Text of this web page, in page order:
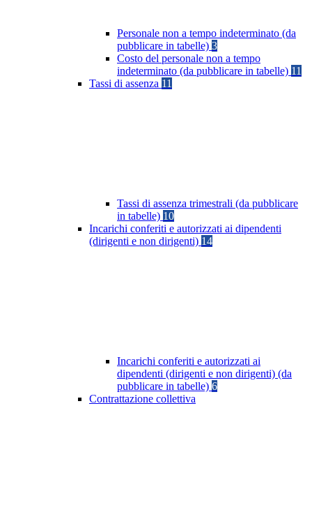
Personale non a tempo indeterminato (da
pubblicare in tabelle) 3
Costo del personale non a tempo
indeterminato (da pubblicare in tabelle) 11
Tassi di assenza 11
Tassi di assenza trimestrali (da pubblicare
in tabelle) 10
Incarichi conferiti e autorizzati ai dipendenti
(dirigenti e non dirigenti) 14
Incarichi conferiti e autorizzati ai
dipendenti (dirigenti e non dirigenti) (da
pubblicare in tabelle) 6
Contrattazione collettiva